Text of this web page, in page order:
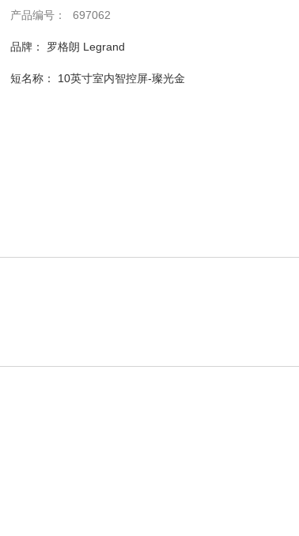
产品编号： 697062
品牌： 罗格朗 Legrand
短名称： 10英寸室内智控屏-璨光金